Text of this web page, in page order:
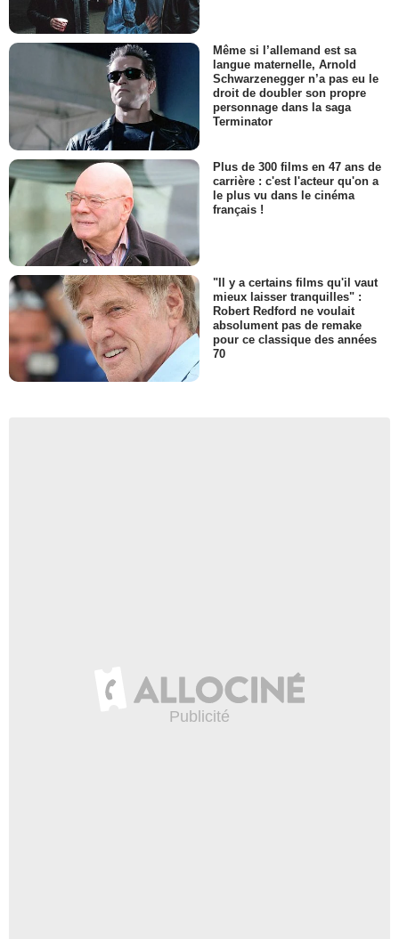
Même si l’allemand est sa
langue maternelle, Arnold
Schwarzenegger n’a pas eu le
droit de doubler son propre
personnage dans la saga
Terminator
Plus de 300 films en 47 ans de
carrière : c'est l'acteur qu'on a
le plus vu dans le cinéma
français !
"Il y a certains films qu'il vaut
mieux laisser tranquilles" :
Robert Redford ne voulait
absolument pas de remake
pour ce classique des années
70